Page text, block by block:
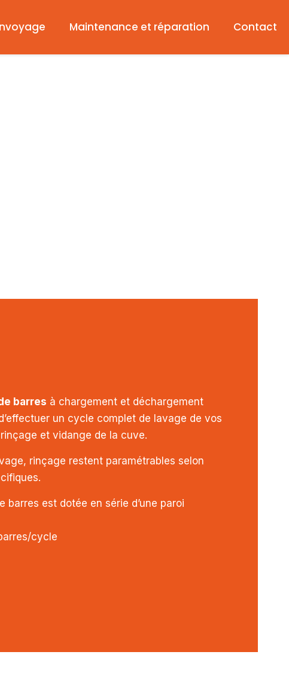
Maintenance et réparation Contact
barres à chargement et déchargement
un cycle complet de lavage de vos
et vidange de la cuve.
rinçage restent paramétrables selon
barres est dotée en série d’une paroi
cycle